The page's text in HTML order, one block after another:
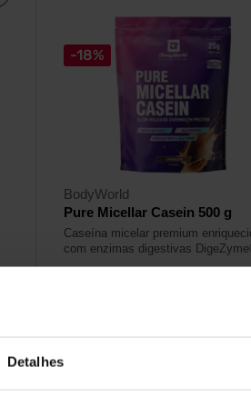
Detalhes
-18%
BodyWorld
Pure Micellar Casein 500 g
Caseína micelar premium
com enzimas digestivas
16,99€